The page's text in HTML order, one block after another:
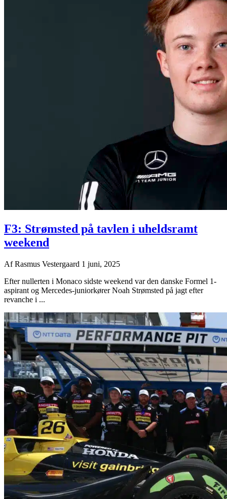
F3: Strømsted på tavlen i uheldsramt
weekend
AfRasmus Vestergaard 1 juni, 2025
Efter nullerten i Monaco sidste weekend var den danske Formel 1-
aspirant og Mercedes-juniorkører Noah Strømsted på jagt efter
revanche i ...